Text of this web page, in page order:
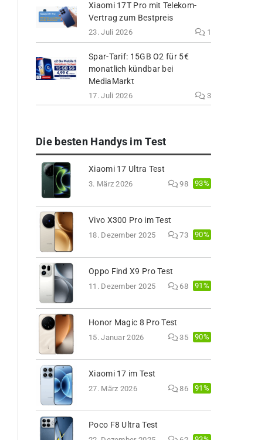
Xiaomi 17T Pro mit Telekom-
Vertrag zum Bestpreis
23. Juli 2026 1
Spar-Tarif: 15GB O2 für 5€
monatlich kündbar bei
MediaMarkt
17. Juli 2026 3
Die besten Handys im Test
Xiaomi 17 Ultra Test
3. März 2026 98 93%
Vivo X300 Pro im Test
18. Dezember 2025 73 90%
Oppo Find X9 Pro Test
11. Dezember 2025 68 91%
Honor Magic 8 Pro Test
15. Januar 2026 35 90%
Xiaomi 17 im Test
27. März 2026 86 91%
Poco F8 Ultra Test